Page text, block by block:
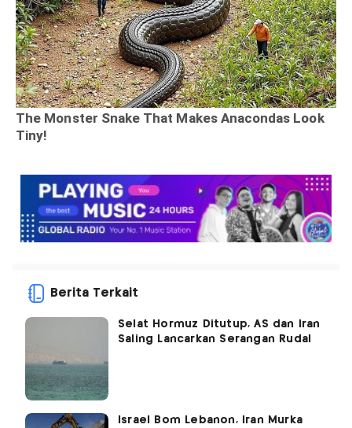
Berita Terkait
Selat Hormuz Ditutup, AS dan Iran
Saling Lancarkan Serangan Rudal
Israel Bom Lebanon, Iran Murka